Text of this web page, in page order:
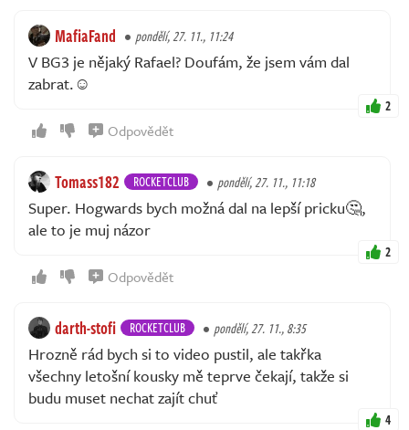
MafiaFand pondělí, 27. 11., 11:24
V BG3 je nějaký Rafael? Doufám, že jsem vám dal
zabrat.☺
2
Odpovědět
Tomass182 ROCKETCLUB pondělí, 27. 11., 11:18
Super. Hogwards bych možná dal na lepší pricku🤔,
ale to je muj názor
2
Odpovědět
darth-stofi ROCKETCLUB pondělí, 27. 11., 8:35
Hrozně rád bych si to video pustil, ale takřka
všechny letošní kousky mě teprve čekají, takže si
budu muset nechat zajít chuť
4